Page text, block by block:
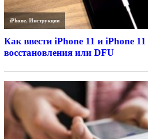
iPhone,Инструкции
Как ввести iPhone 11 и iPhone
восстановления или DFU